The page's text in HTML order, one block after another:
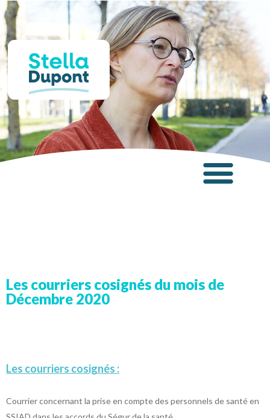
Panneau de gestion des cookies
Les courriers cosignés du mois de
Décembre 2020
Les courriers cosignés :
Courrier concernant la prise en compte des personnels de santé en